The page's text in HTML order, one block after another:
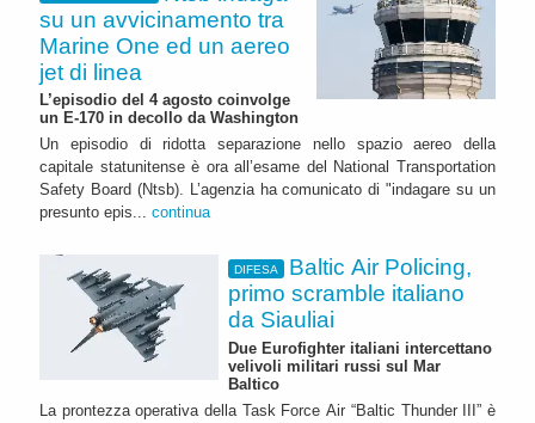
su un avvicinamento tra
Marine One ed un aereo
jet di linea
L’episodio del 4 agosto coinvolge
un E-170 in decollo da Washington
Un episodio di ridotta separazione nello spazio aereo della
capitale statunitense è ora all’esame del National Transportation
Safety Board (Ntsb). L’agenzia ha comunicato di "indagare su un
presunto epis... continua
DIFESA
Baltic Air Policing,
primo scramble italiano
da Siauliai
Due Eurofighter italiani intercettano
velivoli militari russi sul Mar
Baltico
La prontezza operativa della Task Force Air “Baltic Thunder III” è